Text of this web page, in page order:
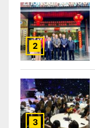
2
3